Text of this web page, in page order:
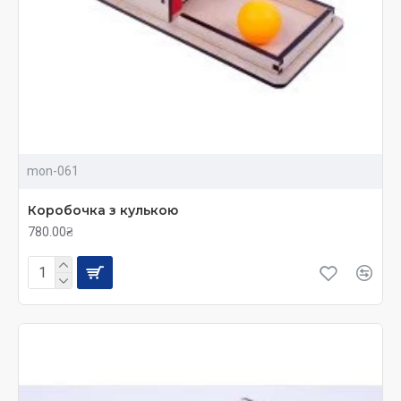
познакомить мальчика или девочку с такой
увлекательной и очень полезной игрой, как «Мемо».
Тут крохе предстоит запоминать открывающиеся
картинки и запоминать их месторасположение, чтобы
осваивать навыки ходьбы, станут различные
деревянные каталки, толкатели, ходунки, тележки, и
прочие игрушки, оснащенные веревочкой или
бурный восторг, но и помогают усовершенствовать
координацию движений и соблюдать баланс.
Детки в возрасте 2-х-3-лет начинают с
стоит поддержать этот интерес своего ребенка, и
mon-061
Коробочка з кулькою
780.00₴